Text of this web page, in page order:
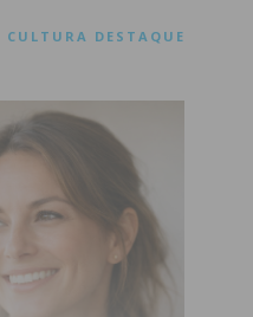
CULTURA DESTAQUE